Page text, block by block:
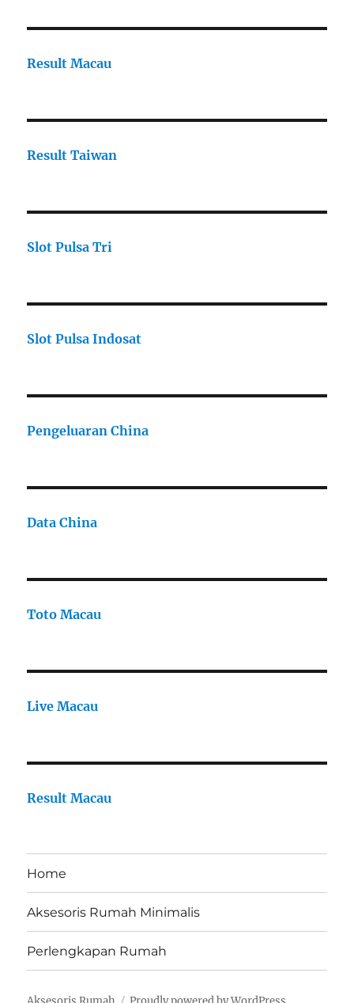
Result Macau
Result Taiwan
Slot Pulsa Tri
Slot Pulsa Indosat
Pengeluaran China
Data China
Toto Macau
Live Macau
Result Macau
Home
Aksesoris Rumah Minimalis
Perlengkapan Rumah